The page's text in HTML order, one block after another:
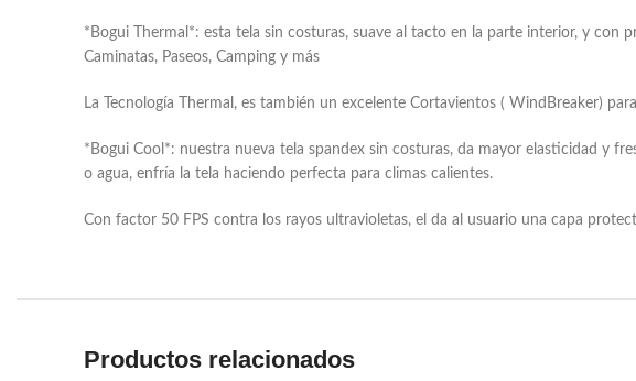
*Bogui Thermal*: esta tela sin costuras, suave al tacto en la parte interior, y
Caminatas, Paseos, Camping y más
La Tecnología Thermal, es también un excelente Cortavientos ( WindBreaker)
*Bogui Cool*: nuestra nueva tela spandex sin costuras, da mayor elasticidad y
o agua, enfría la tela haciendo perfecta para climas calientes.
Con factor 50 FPS contra los rayos ultravioletas, el da al usuario una capa
Productos relacionados